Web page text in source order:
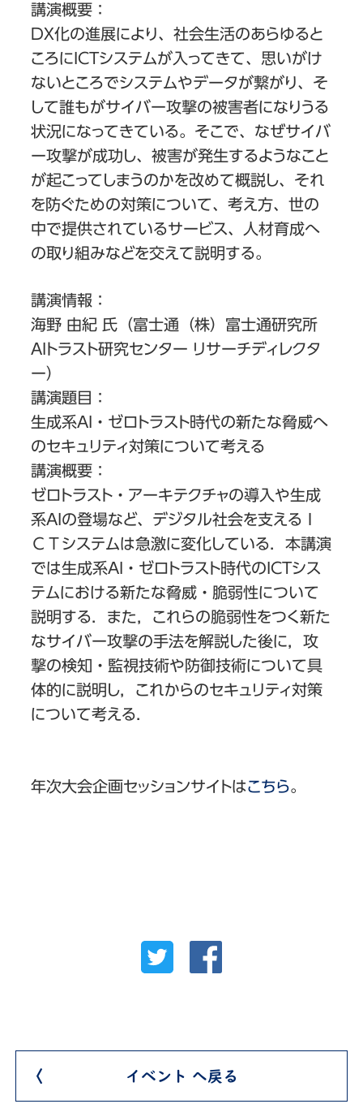
講演概要：
DX化の進展により、社会生活のあらゆると
ころにICTシステムが入ってきて、思いがけ
ないところでシステムやデータが繋がり、そ
して誰もがサイバー攻撃の被害者になりうる
状況になってきている。そこで、なぜサイバ
ー攻撃が成功し、被害が発生するようなこと
が起こってしまうのかを改めて概説し、それ
を防ぐための対策について、考え方、世の
中で提供されているサービス、人材育成へ
の取り組みなどを交えて説明する。
講演情報：
海野 由紀 氏（富士通（株）富士通研究所
AIトラスト研究センター リサーチディレクタ
ー）
講演題目：
生成系AI・ゼロトラスト時代の新たな脅威へ
のセキュリティ対策について考える
講演概要：
ゼロトラスト・アーキテクチャの導入や生成
系AIの登場など、デジタル社会を支えるＩ
ＣＴシステムは急激に変化している．本講演
では生成系AI・ゼロトラスト時代のICTシス
テムにおける新たな脅威・脆弱性について
説明する．また，これらの脆弱性をつく新た
なサイバー攻撃の手法を解説した後に，攻
撃の検知・監視技術や防御技術について具
体的に説明し，これからのセキュリティ対策
について考える．
年次大会企画セッションサイトはこちら。
イベント へ戻る